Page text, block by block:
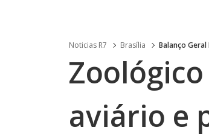
Noticias R7 Brasília Balanço Geral
aviário e